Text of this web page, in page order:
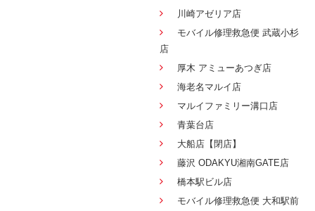
川崎アゼリア店
モバイル修理救急便 武蔵小杉
店
厚木 アミューあつぎ店
海老名マルイ店
マルイファミリー溝口店
青葉台店
大船店【閉店】
藤沢 ODAKYU湘南GATE店
橋本駅ビル店
モバイル修理救急便 大和駅前